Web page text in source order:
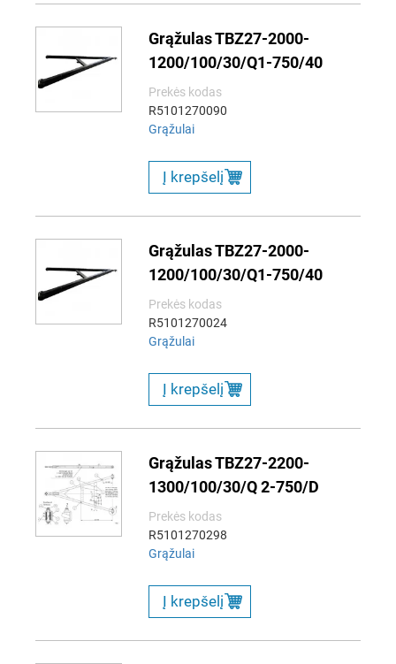
Grąžulas TBZ27-2000-
1200/100/30/Q1-750/40
Prekės kodas
R5101270090
Grąžulai
Į krepšelį
Grąžulas TBZ27-2000-
1200/100/30/Q1-750/40
Prekės kodas
R5101270024
Grąžulai
Į krepšelį
Grąžulas TBZ27-2200-
1300/100/30/Q 2-750/D
Prekės kodas
R5101270298
Grąžulai
Į krepšelį